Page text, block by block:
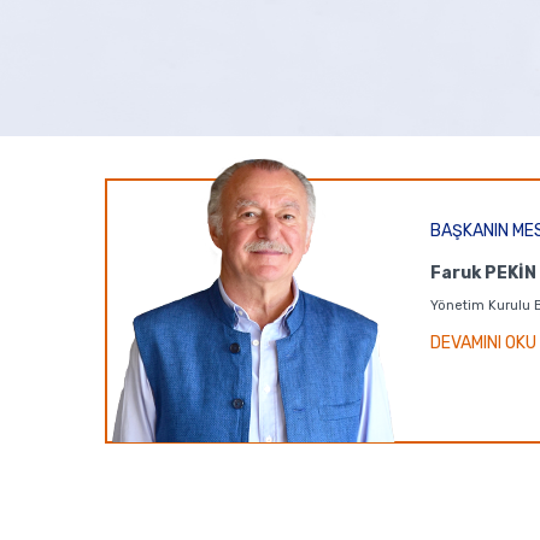
BAŞKANIN
Faruk PEKİN
Yönetim Kurulu
DEVAMINI OKU
20
Mayıs
2024
Mütevelli Heyeti
uyarınca Vakfımız
aşağıdaki gündemle 28